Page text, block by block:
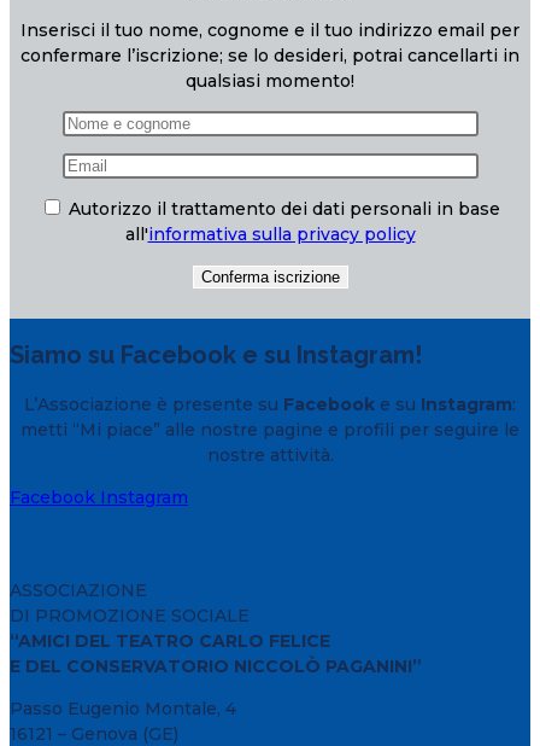
Inserisci il tuo nome, cognome e il tuo indirizzo email per
confermare l’iscrizione; se lo desideri, potrai cancellarti in
qualsiasi momento!
Autorizzo il trattamento dei dati personali in base
all'informativa sulla privacy policy
Siamo su Facebook e su Instagram!
L’Associazione è presente su Facebook e su Instagram:
metti “Mi piace” alle nostre pagine e profili per seguire le
nostre attività.
Facebook Instagram
ASSOCIAZIONE
DI PROMOZIONE SOCIALE
“AMICI DEL TEATRO CARLO FELICE
E DEL CONSERVATORIO NICCOLÒ PAGANINI”
Passo Eugenio Montale, 4
16121 – Genova (GE)